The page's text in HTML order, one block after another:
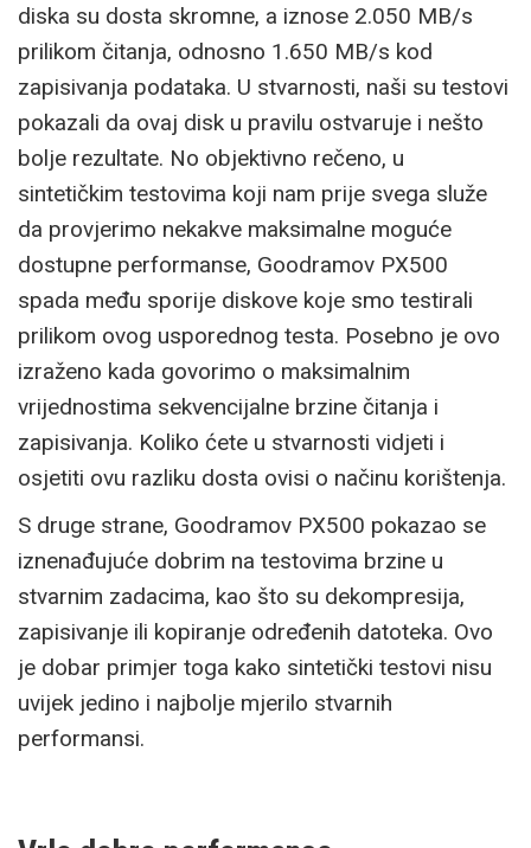
diska su dosta skromne, a iznose 2.050 MB/s
prilikom čitanja, odnosno 1.650 MB/s kod
zapisivanja podataka. U stvarnosti, naši su testovi
pokazali da ovaj disk u pravilu ostvaruje i nešto
bolje rezultate. No objektivno rečeno, u
sintetičkim testovima koji nam prije svega služe
da provjerimo nekakve maksimalne moguće
dostupne performanse, Goodramov PX500
spada među sporije diskove koje smo testirali
prilikom ovog usporednog testa. Posebno je ovo
izraženo kada govorimo o maksimalnim
vrijednostima sekvencijalne brzine čitanja i
zapisivanja. Koliko ćete u stvarnosti vidjeti i
osjetiti ovu razliku dosta ovisi o načinu korištenja.
S druge strane, Goodramov PX500 pokazao se
iznenađujuće dobrim na testovima brzine u
stvarnim zadacima, kao što su dekompresija,
zapisivanje ili kopiranje određenih datoteka. Ovo
je dobar primjer toga kako sintetički testovi nisu
uvijek jedino i najbolje mjerilo stvarnih
performansi.